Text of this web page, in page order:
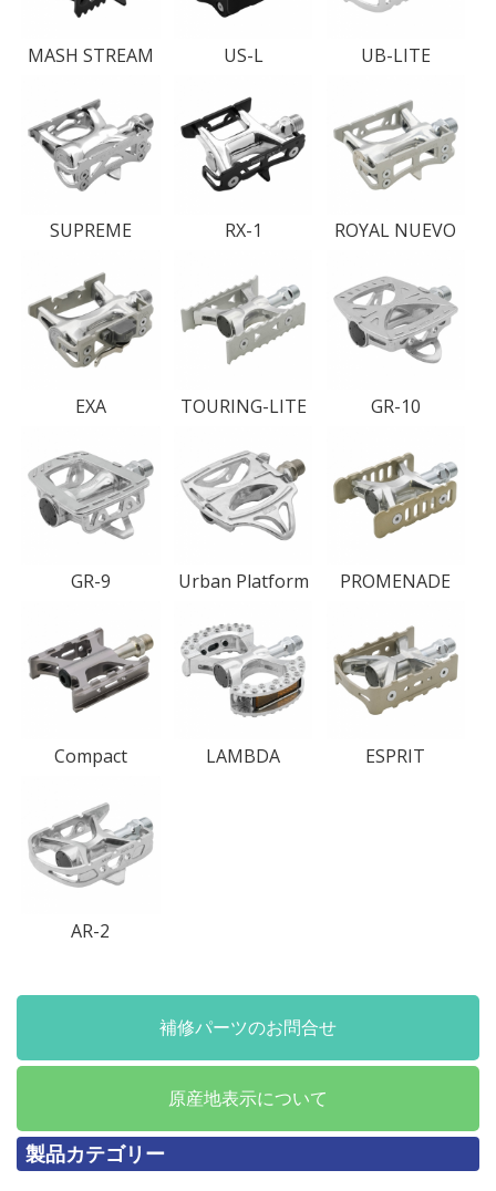
MASH STREAM US-L UB-LITE
SUPREME RX-1 ROYAL NUEVO
EXA TOURING-LITE GR-10
GR-9 Urban Platform PROMENADE
Compact LAMBDA ESPRIT
AR-2
補修パーツのお問合せ
原産地表示について
製品カテゴリー